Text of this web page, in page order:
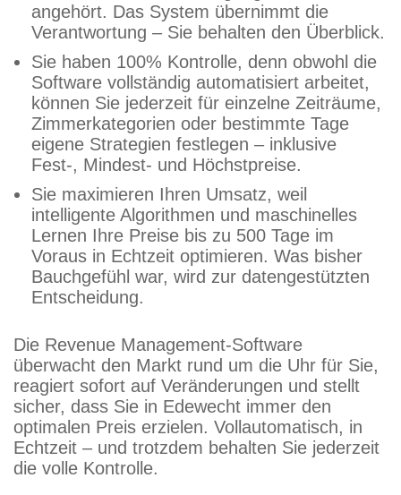
angehört. Das System übernimmt die
Verantwortung – Sie behalten den Überblick.
Sie haben 100% Kontrolle, denn obwohl die
Software vollständig automatisiert arbeitet,
können Sie jederzeit für einzelne Zeiträume,
Zimmerkategorien oder bestimmte Tage
eigene Strategien festlegen – inklusive
Fest-, Mindest- und Höchstpreise.
Sie maximieren Ihren Umsatz, weil
intelligente Algorithmen und maschinelles
Lernen Ihre Preise bis zu 500 Tage im
Voraus in Echtzeit optimieren. Was bisher
Bauchgefühl war, wird zur datengestützten
Entscheidung.
Die Revenue Management-Software
überwacht den Markt rund um die Uhr für Sie,
reagiert sofort auf Veränderungen und stellt
sicher, dass Sie in Edewecht immer den
optimalen Preis erzielen. Vollautomatisch, in
Echtzeit – und trotzdem behalten Sie jederzeit
die volle Kontrolle.